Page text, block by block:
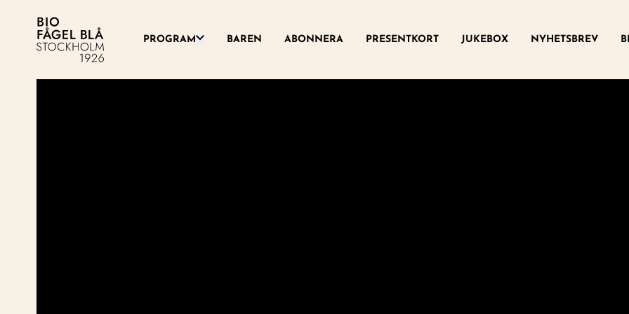
PROGRAM Växla denna rullgardinsmeny
BAREN ABONNERA PRESENTKORT JUKEBOX NYHETSBREV